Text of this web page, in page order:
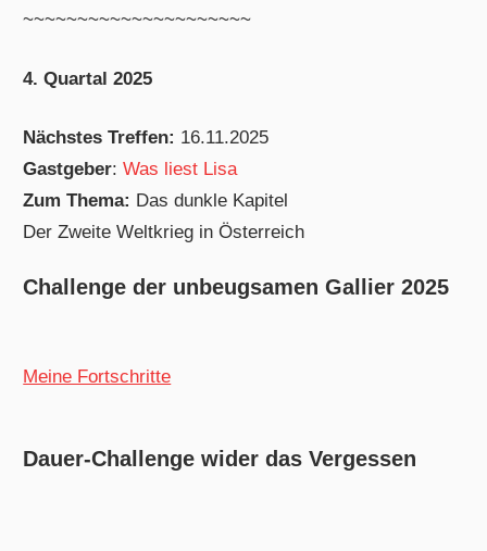
~~~~~~~~~~~~~~~~~~~~~
4. Quartal 2025
Nächstes Treffen: 16.11.2025
Gastgeber:Was liest Lisa
Zum Thema: Das dunkle Kapitel
Der Zweite Weltkrieg in Österreich
Challenge der unbeugsamen Gallier 2025
Meine Fortschritte
Dauer-Challenge wider das Vergessen